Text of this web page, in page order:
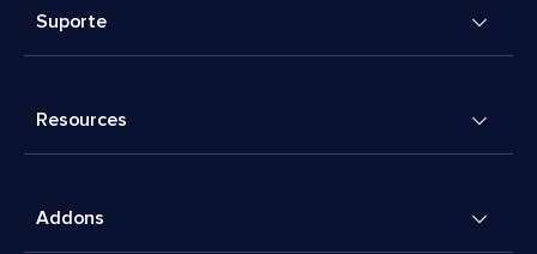
Suporte
Resources
Addons